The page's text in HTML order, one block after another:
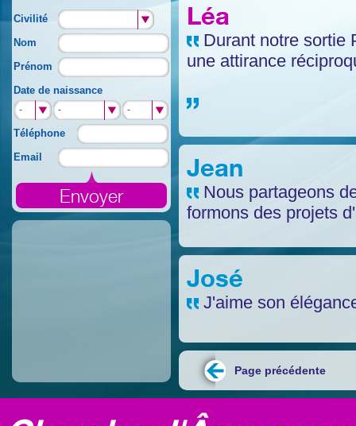
Civilité
Nom
Prénom
Date de naissance
- - -
Téléphone
Email
Léa
Durant notre sortie
une attirance
Jean
Nous partageons
formons des projets
José
J'aime son
Page précédente